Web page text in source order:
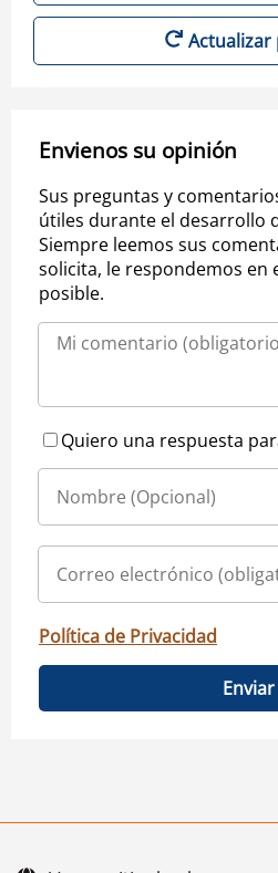
Actualizar
Envienos su opinión
Sus preguntas y
útiles durante el desarrollo
Siempre leemos sus
solicita, le respondemos en
posible.
Quiero una respuesta
Política de Privacidad
Enviar